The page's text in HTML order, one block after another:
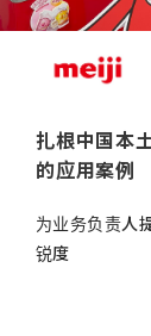
扎根中国本
的应用案例
为业务负责人
锐度